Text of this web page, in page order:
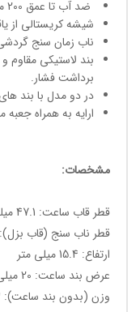
ضد آب تا عمق 200 متر (20 بار).
شیشه کریستالی از
ناب زمان سنج
بند لاستیکی مقاوم
برداشت فشار.
در دو مدل با بند
ارایه به همراه
مشخصات:
قطر قاب ساعت: 47.1 میلی متر
قطر ناب سنج (قاب بزل): 41 میلی متر
ارتفاع: 15.4 میلی متر
عرض بند ساعت: 20 میلی متر
وزن (بدون بند ساعت): 93 گرم